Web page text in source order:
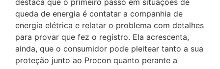
queda de energia é contatar a companhia de
energia elétrica e relatar o problema com detalhes
para provar que fez o registro. Ela acrescenta,
ainda, que o consumidor pode pleitear tanto a sua
proteção junto ao Procon quanto perante a